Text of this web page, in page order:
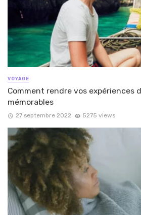
VOYAGE
Comment rendre vos expériences
mémorables
27 septembre 2022 5275 views